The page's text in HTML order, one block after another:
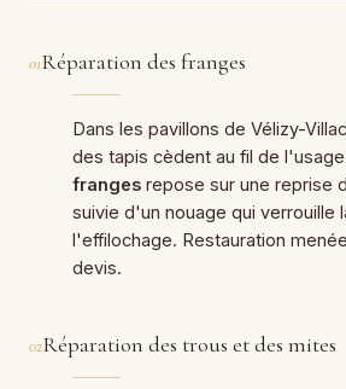
01Réparation des franges
Dans les pavillons de Vélizy-
des tapis cèdent au fil de
franges repose sur une reprise
suivie d'un nouage qui verrouille
l'effilochage. Restauration
devis.
02Réparation des trous et des mites